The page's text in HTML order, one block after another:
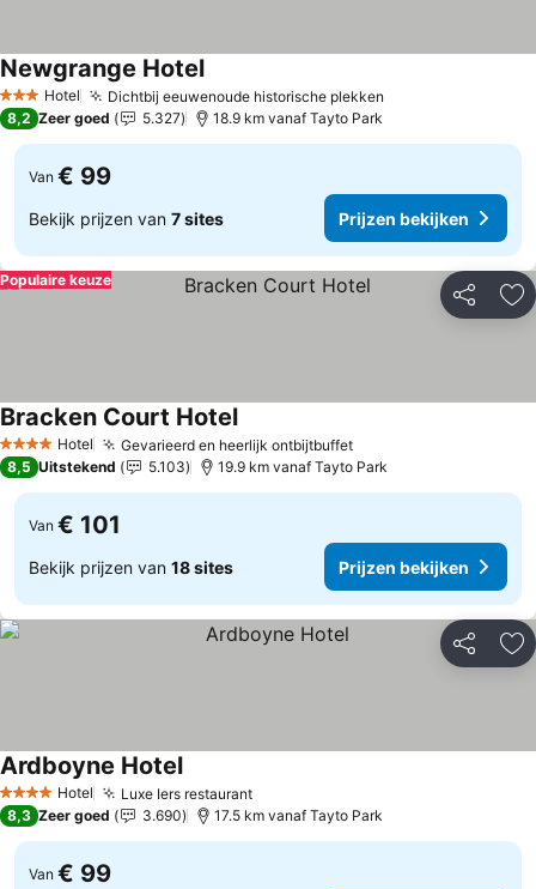
3 SterrenHotel Dichtbij eeuwenoude historische plekken
Newgrange Hotel
8,2 Zeer goed 5.327 18.9 km vanaf Tayto Park
Van € 99
Bekijk prijzen van 7 sites Prijzen bekijken
Delen
Populaire keuze
4 SterrenHotel Gevarieerd en heerlijk ontbijtbuffet
Bracken Court Hotel
8,5 Uitstekend 5.103 19.9 km vanaf Tayto Park
Van € 101
Bekijk prijzen van 18 sites Prijzen bekijken
Delen
4 SterrenHotel Luxe Iers restaurant
Ardboyne Hotel
8,3 Zeer goed 3.690 17.5 km vanaf Tayto Park
Van € 99